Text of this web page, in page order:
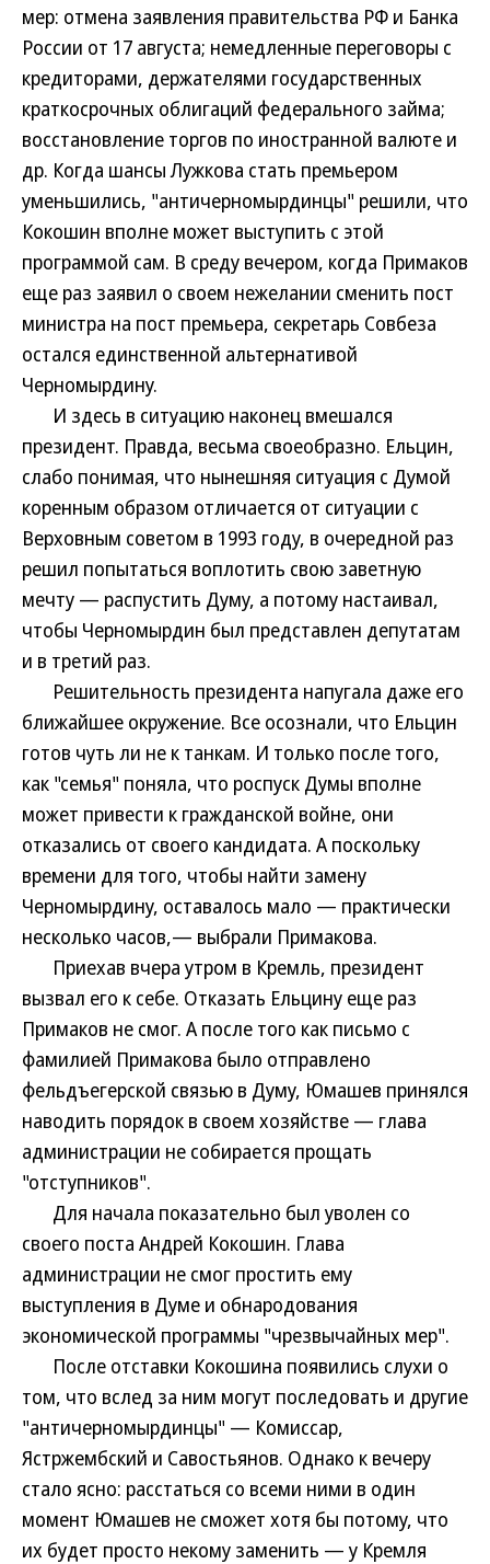
мер: отмена заявления правительства РФ и Банка
России от 17 августа; немедленные переговоры с
кредиторами, держателями государственных
краткосрочных облигаций федерального займа;
восстановление торгов по иностранной валюте и
др. Когда шансы Лужкова стать премьером
уменьшились, "античерномырдинцы" решили, что
Кокошин вполне может выступить с этой
программой сам. В среду вечером, когда Примаков
еще раз заявил о своем нежелании сменить пост
министра на пост премьера, секретарь Совбеза
остался единственной альтернативой
Черномырдину.
И здесь в ситуацию наконец вмешался
президент. Правда, весьма своеобразно. Ельцин,
слабо понимая, что нынешняя ситуация с Думой
коренным образом отличается от ситуации с
Верховным советом в 1993 году, в очередной раз
решил попытаться воплотить свою заветную
мечту — распустить Думу, а потому настаивал,
чтобы Черномырдин был представлен депутатам
и в третий раз.
Решительность президента напугала даже его
ближайшее окружение. Все осознали, что Ельцин
готов чуть ли не к танкам. И только после того,
как "семья" поняла, что роспуск Думы вполне
может привести к гражданской войне, они
отказались от своего кандидата. А поскольку
времени для того, чтобы найти замену
Черномырдину, оставалось мало — практически
несколько часов,— выбрали Примакова.
Приехав вчера утром в Кремль, президент
вызвал его к себе. Отказать Ельцину еще раз
Примаков не смог. А после того как письмо с
фамилией Примакова было отправлено
фельдъегерской связью в Думу, Юмашев принялся
наводить порядок в своем хозяйстве — глава
администрации не собирается прощать
"отступников".
Для начала показательно был уволен со
своего поста Андрей Кокошин. Глава
администрации не смог простить ему
выступления в Думе и обнародования
экономической программы "чрезвычайных мер".
После отставки Кокошина появились слухи о
том, что вслед за ним могут последовать и другие
"античерномырдинцы" — Комиссар,
Ястржембский и Савостьянов. Однако к вечеру
стало ясно: расстаться со всеми ними в один
момент Юмашев не сможет хотя бы потому, что
их будет просто некому заменить — у Кремля